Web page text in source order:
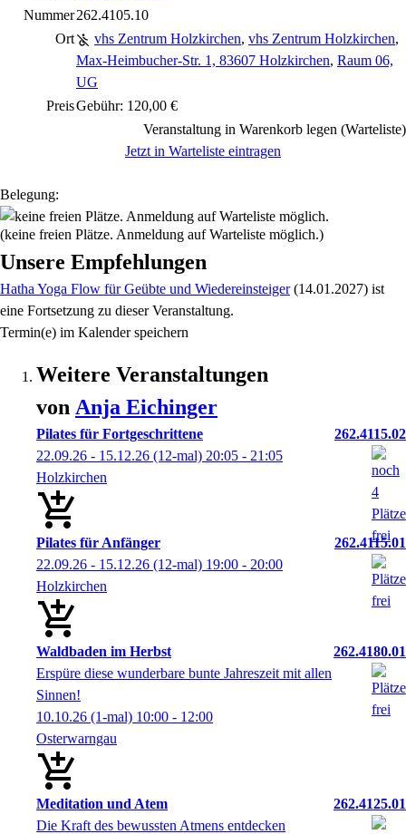
Nummer262.4105.10
Ort
vhs Zentrum Holzkirchen, vhs Zentrum Holzkirchen,
Max-Heimbucher-Str. 1, 83607 Holzkirchen, Raum 06,
UG
PreisGebühr: 120,00 €
Veranstaltung in Warenkorb legen (Warteliste)
Jetzt in Warteliste eintragen
Belegung:
(keine freien Plätze. Anmeldung auf Warteliste möglich.)
Unsere Empfehlungen
Hatha Yoga Flow für Geübte und Wiedereinsteiger(14.01.2027) ist
eine Fortsetzung zu dieser Veranstaltung.
Termin(e) im Kalender speichern
Weitere Veranstaltungen
von Anja Eichinger
Pilates für Fortgeschrittene
262.4115.02
22.09.26 - 15.12.26 (12-mal) 20:05 - 21:05
Holzkirchen
Pilates für Anfänger
262.4115.01
22.09.26 - 15.12.26 (12-mal) 19:00 - 20:00
Holzkirchen
Waldbaden im Herbst
262.4180.01
Erspüre diese wunderbare bunte Jahreszeit mit allen
Sinnen!
10.10.26 (1-mal) 10:00 - 12:00
Osterwarngau
Meditation und Atem
262.4125.01
Die Kraft des bewussten Atmens entdecken